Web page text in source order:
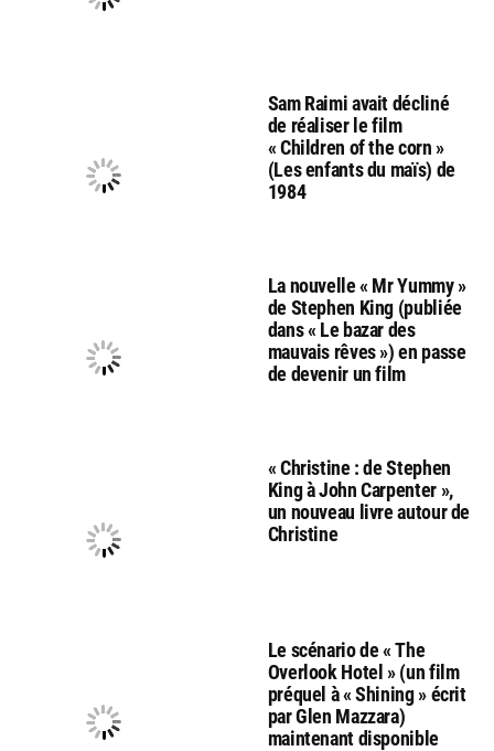
Sam Raimi avait décliné
de réaliser le film
« Children of the corn »
(Les enfants du maïs) de
1984
La nouvelle « Mr Yummy »
de Stephen King (publiée
dans « Le bazar des
mauvais rêves ») en passe
de devenir un film
« Christine : de Stephen
King à John Carpenter »,
un nouveau livre autour de
Christine
Le scénario de « The
Overlook Hotel » (un film
préquel à « Shining » écrit
par Glen Mazzara)
maintenant disponible